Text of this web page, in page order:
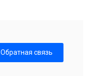
Обратная связь